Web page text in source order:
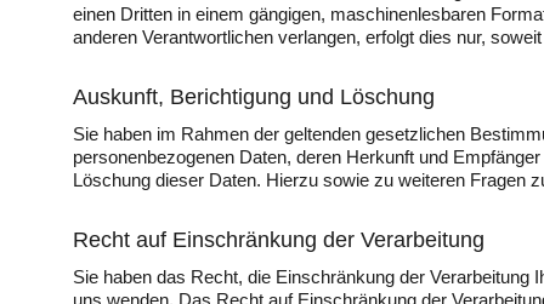
einen Dritten in einem gängigen, maschinenlesbaren
anderen Verantwortlichen verlangen, erfolgt dies nur,
Auskunft, Berichtigung und Löschung
Sie haben im Rahmen der geltenden gesetzlichen
personenbezogenen Daten, deren Herkunft und
Löschung dieser Daten. Hierzu sowie zu weiteren Fragen
Recht auf Einschränkung der Verarbeitung
Sie haben das Recht, die Einschränkung der
uns wenden. Das Recht auf Einschränkung der